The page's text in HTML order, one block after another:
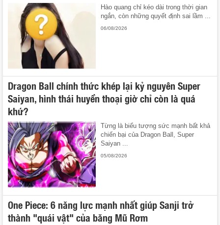
Hào quang chỉ kéo dài trong thời gian
ngắn, còn những quyết định sai lầm ...
06/08/2026
Dragon Ball chính thức khép lại kỷ nguyên Super
Saiyan, hình thái huyền thoại giờ chỉ còn là quá
khứ?
Từng là biểu tượng sức mạnh bất khả
chiến bại của Dragon Ball, Super
Saiyan ...
05/08/2026
One Piece: 6 năng lực mạnh nhất giúp Sanji trở
thành "quái vật" của băng Mũ Rơm